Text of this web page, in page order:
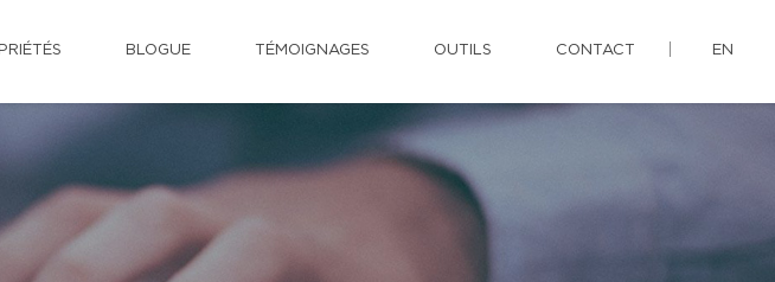
BLOGUE TÉMOIGNAGES OUTILS CONTACT EN